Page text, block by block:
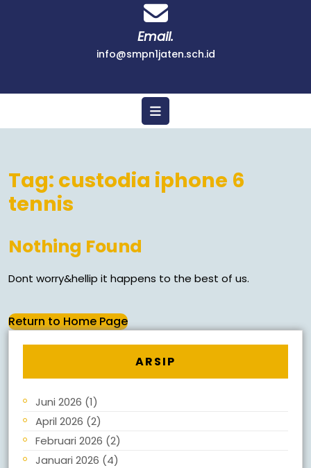
Email.
info@smpn1jaten.sch.id
Tag: custodia iphone 6
tennis
Nothing Found
Dont worry&hellip it happens to the best of us.
Return to Home Page
ARSIP
Juni 2026 (1)
April 2026 (2)
Februari 2026 (2)
Januari 2026 (4)